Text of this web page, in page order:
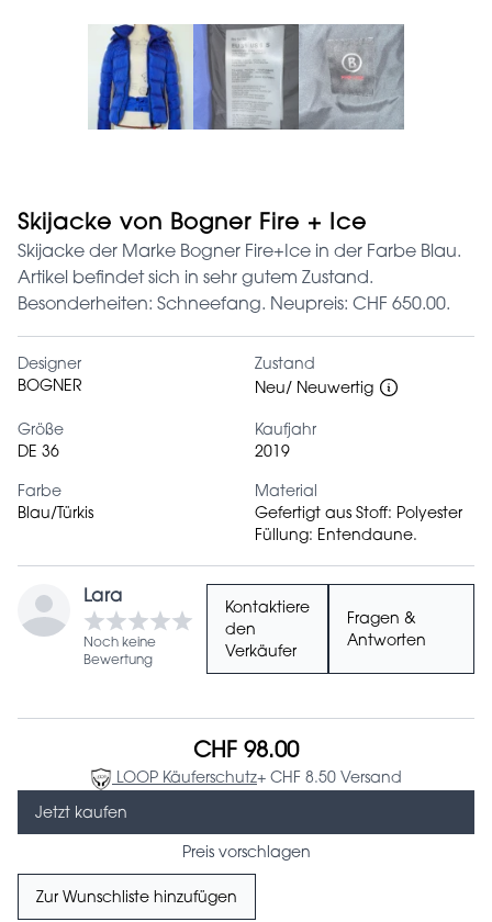
Skijacke von Bogner Fire + Ice
Skijacke der Marke Bogner Fire+Ice in der Farbe Blau.
Artikel befindet sich in sehr gutem Zustand.
Besonderheiten: Schneefang. Neupreis: CHF 650.00.
Designer
BOGNER
Zustand
Neu/ Neuwertig
Größe
DE 36
Kaufjahr
2019
Farbe
Blau/Türkis
Material
Gefertigt aus Stoff: Polyester
Füllung: Entendaune.
Lara
Noch keine
Bewertung
Kontaktiere
den
Verkäufer
Fragen &
Antworten
CHF 98.00
LOOP Käuferschutz+ CHF 8.50 Versand
Jetzt kaufen
Preis vorschlagen
Zur Wunschliste hinzufügen